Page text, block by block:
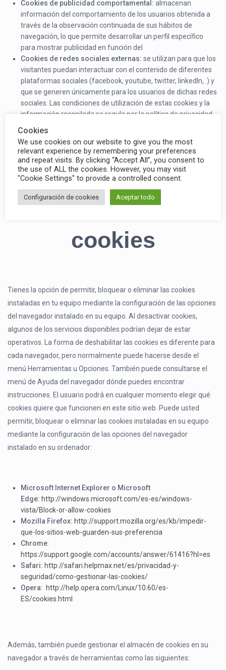
Cookies de publicidad comportamental: almacenan
información del comportamiento de los usuarios obtenida a
través de la observación continuada de sus hábitos de
navegación, lo que permite desarrollar un perfil específico
para mostrar publicidad en función del
Cookies de redes sociales externas: se utilizan para que los
visitantes puedan interactuar con el contenido de diferentes
plataformas sociales (facebook, youtube, twitter, linkedIn, .) y
que se generen únicamente para los usuarios de dichas redes
sociales. Las condiciones de utilización de estas cookies y la
información recopilada se regula por la política de privacidad
Desactivación y
eliminación de
cookies
Tienes la opción de permitir, bloquear o eliminar las cookies
instaladas en tu equipo mediante la configuración de las opciones
del navegador instalado en su equipo. Al desactivar cookies,
algunos de los servicios disponibles podrían dejar de estar
operativos. La forma de deshabilitar las cookies es diferente para
cada navegador, pero normalmente puede hacerse desde el
menú Herramientas u Opciones. También puede consultarse el
menú de Ayuda del navegador dónde puedes encontrar
instrucciones. El usuario podrá en cualquier momento elegir qué
cookies quiere que funcionen en este sitio web. Puede usted
permitir, bloquear o eliminar las cookies instaladas en su equipo
mediante la configuración de las opciones del navegador
instalado en su ordenador:
Microsoft Internet Explorer o Microsoft
Edge: http://windows.microsoft.com/es-es/windows-
vista/Block-or-allow-cookies
Mozilla Firefox: http://support.mozilla.org/es/kb/impedir-
que-los-sitios-web-guarden-sus-preferencia
Chrome:
https://support.google.com/accounts/answer/61416?hl=es
Safari: http://safari.helpmax.net/es/privacidad-y-
seguridad/como-gestionar-las-cookies/
Opera: http://help.opera.com/Linux/10.60/es-
ES/cookies.html
Además, también puede gestionar el almacén de cookies en su
navegador a través de herramientas como las siguientes:
Cookies
We use cookies on our website to give you the most
relevant experience by remembering your preferences
and repeat visits. By clicking “Accept All”, you consent to
the use of ALL the cookies. However, you may visit
"Cookie Settings" to provide a controlled consent.
Configuración de cookies Aceptar todo